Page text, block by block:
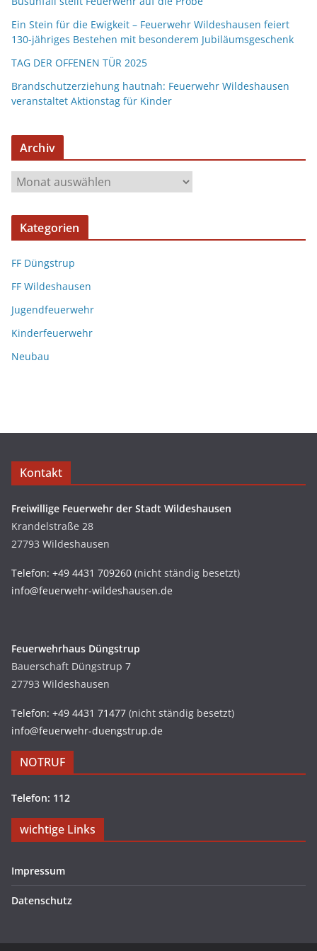
Ein Stein für die Ewigkeit – Feuerwehr Wildeshausen feiert
130-jähriges Bestehen mit besonderem Jubiläumsgeschenk
TAG DER OFFENEN TÜR 2025
Brandschutzerziehung hautnah: Feuerwehr Wildeshausen
veranstaltet Aktionstag für Kinder
Archiv
Kategorien
FF Düngstrup
FF Wildeshausen
Jugendfeuerwehr
Kinderfeuerwehr
Neubau
Kontakt
Freiwillige Feuerwehr der Stadt Wildeshausen
Krandelstraße 28
27793 Wildeshausen
Telefon: +49 4431 709260 (nicht ständig besetzt)
info@feuerwehr-wildeshausen.de
Feuerwehrhaus Düngstrup
Bauerschaft Düngstrup 7
27793 Wildeshausen
Telefon: +49 4431 71477 (nicht ständig besetzt)
info@feuerwehr-duengstrup.de
NOTRUF
Telefon: 112
wichtige Links
Impressum
Datenschutz